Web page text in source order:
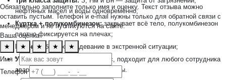
нефтяных масел и воды одновременно;
Куртка + полукомбинезон:закрывает всё тело, полукомбинезон
плотно фиксируется на плечах;
Молния: быстрое надевание в экстренной ситуации;
Универсальный крой:
унисекс, подходит для любого сотрудника
аварийной или химической бригады.
Обязательно заполните только имя и оценку. Текст отзыва можно
оставить пустым. Телефон и e-mail нужны только для обратной связи с
менеджером и не публикуются на сайте.
Ваша оценка
★
★ ★ ★
★
Имя *
Телефон